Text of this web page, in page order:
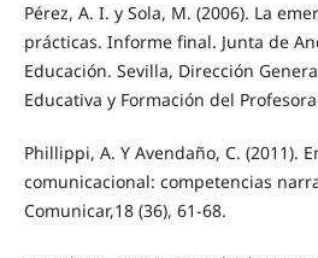
Pérez, A. I. y Sola, M. (2006). La
prácticas. Informe final. Junta de
Educación. Sevilla, Dirección
Educativa y Formación del
Phillippi, A. Y Avendaño, C. (2011).
comunicacional: competencias
Comunicar,18 (36), 61-68.